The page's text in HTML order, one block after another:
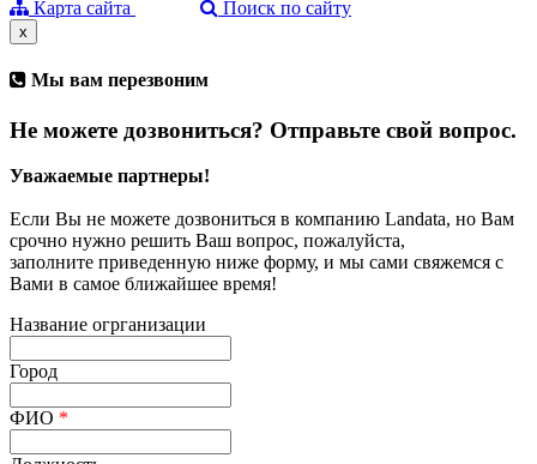
Карта сайта Поиск по сайту
x
Мы вам перезвоним
Не можете дозвониться? Отправьте свой вопрос.
Уважаемые партнеры!
Если Вы не можете дозвониться в компанию Landata, но Вам
срочно нужно решить Ваш вопрос, пожалуйста,
заполните приведенную ниже форму, и мы сами свяжемся с
Вами в самое ближайшее время!
Название огрганизации
Город
ФИО *